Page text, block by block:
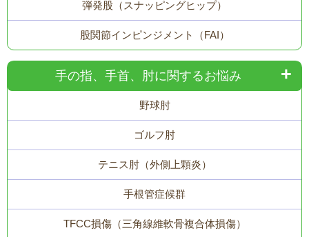
弾発股（スナッピングヒップ）
股関節インピンジメント（FAI）
手の指、手首、肘に関するお悩み
野球肘
ゴルフ肘
テニス肘（外側上顆炎）
手根管症候群
TFCC損傷（三角線維軟骨複合体損傷）